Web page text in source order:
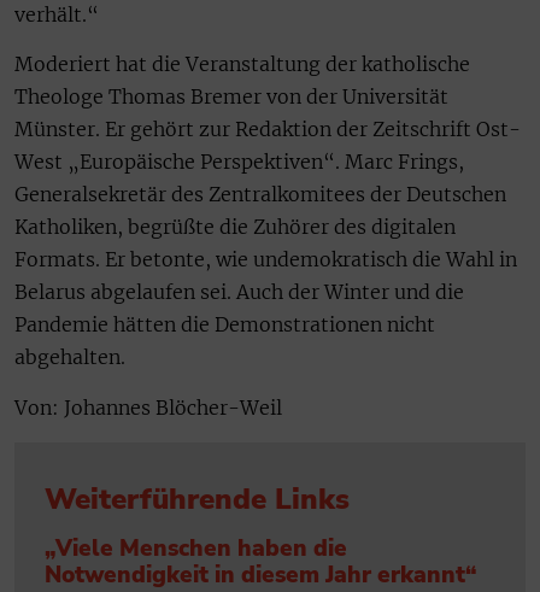
verhält.“
Moderiert hat die Veranstaltung der katholische
Theologe Thomas Bremer von der Universität
Münster. Er gehört zur Redaktion der Zeitschrift Ost-
West „Europäische Perspektiven“. Marc Frings,
Generalsekretär des Zentralkomitees der Deutschen
Katholiken, begrüßte die Zuhörer des digitalen
Formats. Er betonte, wie undemokratisch die Wahl in
Belarus abgelaufen sei. Auch der Winter und die
Pandemie hätten die Demonstrationen nicht
abgehalten.
Von: Johannes Blöcher-Weil
Weiterführende Links
„Viele Menschen haben die
Notwendigkeit in diesem Jahr erkannt“